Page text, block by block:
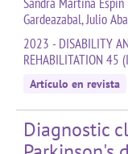
Gardeazabal, Julio
2023 - DISABILITY
REHABILITATION 45
Artículo en revista
Diagnostic